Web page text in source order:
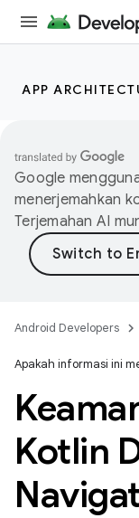
APP
Google
menerjemahkan
Terjemahan AI
Android Developers
Apakah informasi ini
Kotlin